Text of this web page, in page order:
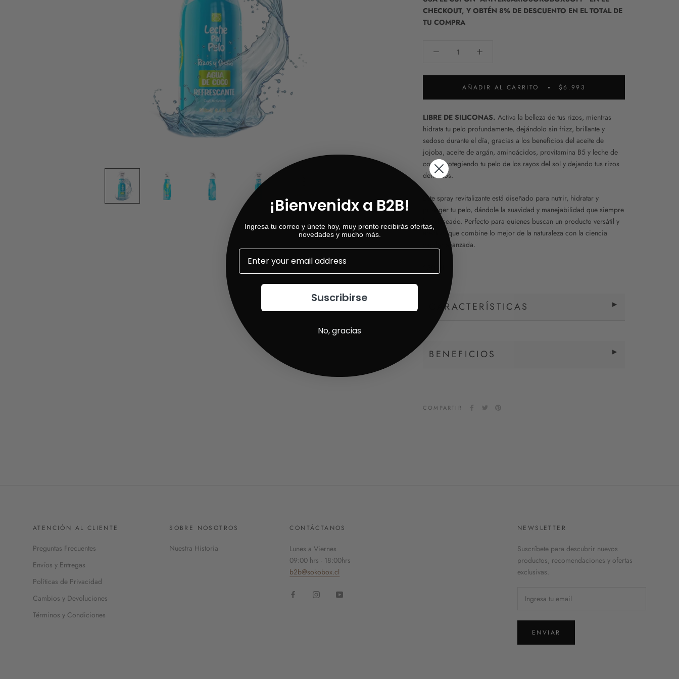
CHECKOUT, Y OBTÉN 8% DE DESCUENTO EN EL TOTAL DE
TU COMPRA
AÑADIR AL CARRITO $6.993
LIBRE DE SILICONAS. Activa la belleza de tus rizos, mientras
hidrata tu pelo profundamente, dejándolo sin frizz, brillante y
sedoso durante el día, gracias a los beneficios del aceite de
jojoba, aceite de argán, aminoácidos, provitamina B5 y leche de
coco, protegiendo tu pelo de los rayos del sol y dejando tus rizos
definidos.
Este spray revitalizante está diseñado para nutrir, hidratar y
proteger tu pelo, dándole la suavidad y manejabilidad que siempre
has deseado. Perfecto para quienes buscan un producto versátil y
efectivo que combine lo mejor de la naturaleza con la ciencia
capilar avanzada.
CARACTERÍSTICAS
BENEFICIOS
COMPARTIR
ATENCIÓN AL CLIENTE
Preguntas Frecuentes
Envíos y Entregas
Políticas de Privacidad
Cambios y Devoluciones
Términos y Condiciones
SOBRE NOSOTROS
Nuestra Historia
CONTÁCTANOS
Lunes a Viernes
09:00 hrs - 18:00hrs
b2b@sokobox.cl
NEWSLETTER
Suscríbete para descubrir nuevos
productos, recomendaciones y ofertas
exclusivas.
ENVIAR
¡Bienvenidx a B2B!
Ingresa tu correo y únete hoy, muy pronto recibirás ofertas,
novedades y mucho más.
Suscribirse
No, gracias